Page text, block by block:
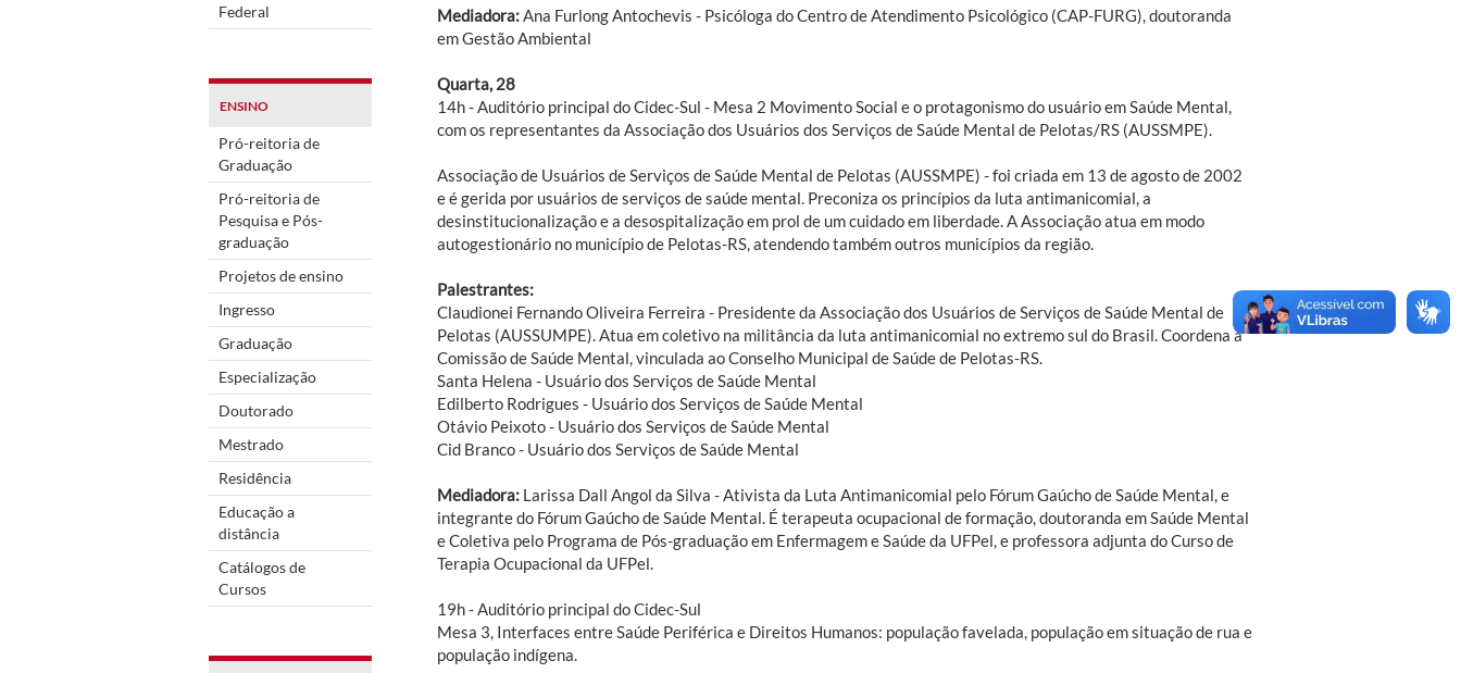
Federal
ENSINO
Pró-reitoria de
Graduação
Pró-reitoria de
Pesquisa e Pós-
graduação
Projetos de ensino
Ingresso
Graduação
Especialização
Doutorado
Mestrado
Residência
Educação a
distância
Catálogos de
Cursos
Mediadora: Ana Furlong Antochevis - Psicóloga do Centro de Atendimento Psicológico (CAP-FURG), doutoranda
em Gestão Ambiental
Quarta, 28
14h - Auditório principal do Cidec-Sul - Mesa 2 Movimento Social e o protagonismo do usuário em Saúde Mental,
com os representantes da Associação dos Usuários dos Serviços de Saúde Mental de Pelotas/RS (AUSSMPE).
Associação de Usuários de Serviços de Saúde Mental de Pelotas (AUSSMPE) - foi criada em 13 de agosto de 2002
e é gerida por usuários de serviços de saúde mental. Preconiza os princípios da luta antimanicomial, a
desinstitucionalização e a desospitalização em prol de um cuidado em liberdade. A Associação atua em modo
autogestionário no município de Pelotas-RS, atendendo também outros municípios da região.
Palestrantes:
Claudionei Fernando Oliveira Ferreira - Presidente da Associação dos Usuários de Serviços de Saúde Mental de
Pelotas (AUSSUMPE). Atua em coletivo na militância da luta antimanicomial no extremo sul do Brasil. Coordena a
Comissão de Saúde Mental, vinculada ao Conselho Municipal de Saúde de Pelotas-RS.
Santa Helena - Usuário dos Serviços de Saúde Mental
Edilberto Rodrigues - Usuário dos Serviços de Saúde Mental
Otávio Peixoto - Usuário dos Serviços de Saúde Mental
Cid Branco - Usuário dos Serviços de Saúde Mental
Mediadora: Larissa Dall Angol da Silva - Ativista da Luta Antimanicomial pelo Fórum Gaúcho de Saúde Mental, e
integrante do Fórum Gaúcho de Saúde Mental. É terapeuta ocupacional de formação, doutoranda em Saúde Mental
e Coletiva pelo Programa de Pós-graduação em Enfermagem e Saúde da UFPel, e professora adjunta do Curso de
Terapia Ocupacional da UFPel.
19h - Auditório principal do Cidec-Sul
Mesa 3, Interfaces entre Saúde Periférica e Direitos Humanos: população favelada, população em situação de rua e
população indígena.